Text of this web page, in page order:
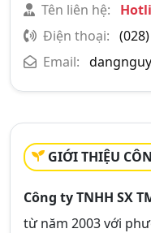
Tên liên hệ:
Điện thoại:
Email:
GIỚI THIỆU
Công ty TNHH SX
từ năm 2003 với